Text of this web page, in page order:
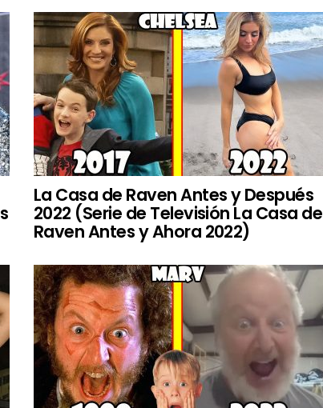
La Casa de Raven Antes y Después
2022 (Serie de Televisión La Casa de
Raven Antes y Ahora 2022)